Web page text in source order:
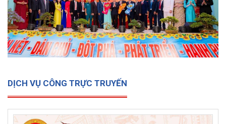
DỊCH VỤ CÔNG TRỰC TRUYẾN